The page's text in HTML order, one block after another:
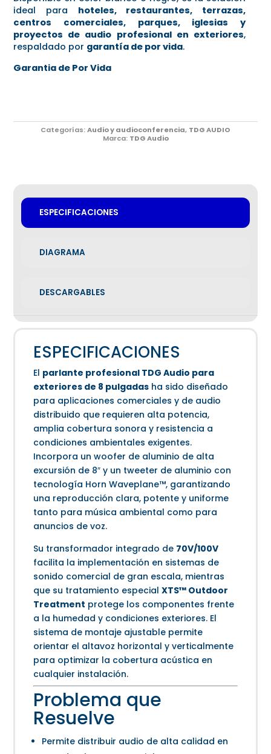
ideal para hoteles, restaurantes, terrazas,
centros comerciales, parques, iglesias y
proyectos de audio profesional en exteriores,
respaldado por garantía de por vida.
Garantia de Por Vida
Categorías:Audio y audioconferencia, TDG AUDIO
Marca: TDG Audio
ESPECIFICACIONES
DIAGRAMA
DESCARGABLES
ESPECIFICACIONES
El parlante profesional TDG Audio para
exteriores de 8 pulgadas ha sido diseñado
para aplicaciones comerciales y de audio
distribuido que requieren alta potencia,
amplia cobertura sonora y resistencia a
condiciones ambientales exigentes.
Incorpora un woofer de aluminio de alta
excursión de 8″ y un tweeter de aluminio con
tecnología Horn Waveplane™, garantizando
una reproducción clara, potente y uniforme
tanto para música ambiental como para
anuncios de voz.
Su transformador integrado de 70V/100V
facilita la implementación en sistemas de
sonido comercial de gran escala, mientras
que su tratamiento especialXTS™ Outdoor
Treatment protege los componentes frente
a la humedad y condiciones exteriores. El
sistema de montaje ajustable permite
orientar el altavoz horizontal y verticalmente
para optimizar la cobertura acústica en
cualquier instalación.
Problema que
Resuelve
Permite distribuir audio de alta calidad en